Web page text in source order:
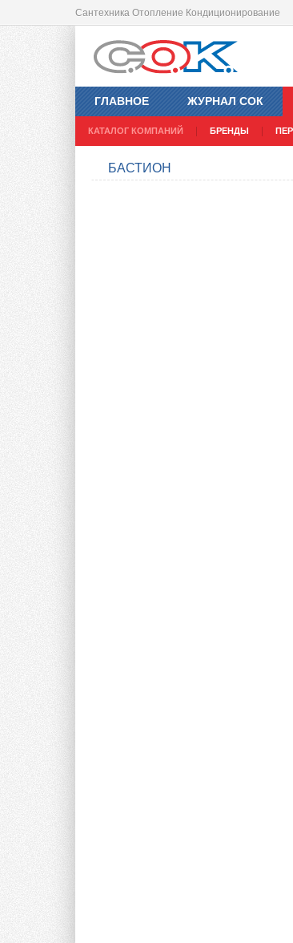
Сантехника Отопление Кондиционирование
ГЛАВНОЕ ЖУРНАЛ СОК
КАТАЛОГ КОМПАНИЙ БРЕНДЫ
БАСТИОН